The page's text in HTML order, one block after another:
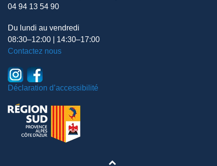
04 94 13 54 90
Du lundi au vendredi
08:30–12:00 | 14:30–17:00
Contactez nous
Déclaration d’accessibilité